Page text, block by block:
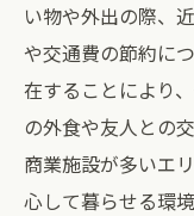
い物や外出の際、
や交通費の節約に
在することにより
の外食や友人との
商業施設が多いエ
心して暮らせる環